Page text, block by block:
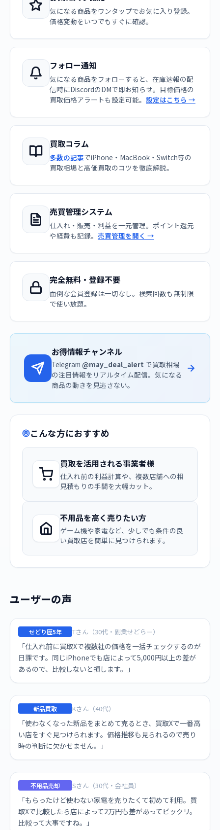
気になる商品をワンタップでお気に入り登録。
価格変動をいつでもすぐに確認。
フォロー通知
気になる商品をフォローすると、在庫速報の配
信時にDiscordのDMで即お知らせ。目標価格の
買取価格アラートも設定可能。 設定はこちら →
買取コラム
多数の記事でiPhone・MacBook・Switch等の
買取相場と高価買取のコツを徹底解説。
売買管理システム
仕入れ・販売・利益を一元管理。ポイント還元
や経費も記録。 売買管理を開く →
完全無料・登録不要
面倒な会員登録は一切なし。検索回数も無制限
で使い放題。
お得情報チャンネル
Telegram @may_deal_alert で買取相場
の注目情報をリアルタイム配信。気になる
商品の動きを見逃さない。
こんな方におすすめ
買取を活用される事業者様
仕入れ前の利益計算や、複数店舗への相
見積もりの手間を大幅カット。
不用品を高く売りたい方
ゲーム機や家電など、少しでも条件の良
い買取店を簡単に見つけられます。
ユーザーの声
せどり歴5年 Tさん（30代・副業せどらー）
「仕入れ前に買取Xで複数社の価格を一括チェックするのが
日課です。同じiPhoneでも店によって5,000円以上の差が
あるので、比較しないと損します。」
新品買取 Kさん（40代）
「使わなくなった新品をまとめて売るとき、買取Xで一番高
い店をすぐ見つけられます。価格推移も見られるので売り
時の判断に欠かせません。」
不用品売却 Sさん（30代・会社員）
「もらったけど使わない家電を売りたくて初めて利用。買
取Xで比較したら店によって2万円も差があってビックリ。
比較って大事ですね。」